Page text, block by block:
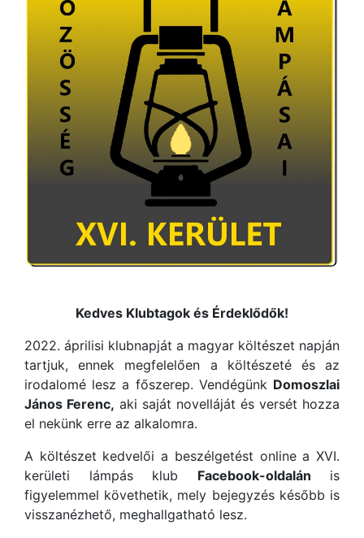
Kedves Klubtagok és Érdeklődők!
2022. áprilisi klubnapját a magyar költészet napján
tartjuk, ennek megfelelően a költészeté és az
irodalomé lesz a főszerep. Vendégünk Domoszlai
János Ferenc, aki saját novelláját és versét hozza
el nekünk erre az alkalomra.
A költészet kedvelői a beszélgetést online a XVI.
kerületi lámpás klub Facebook-oldalán is
figyelemmel követhetik, mely bejegyzés később is
visszanézhető, meghallgatható lesz.